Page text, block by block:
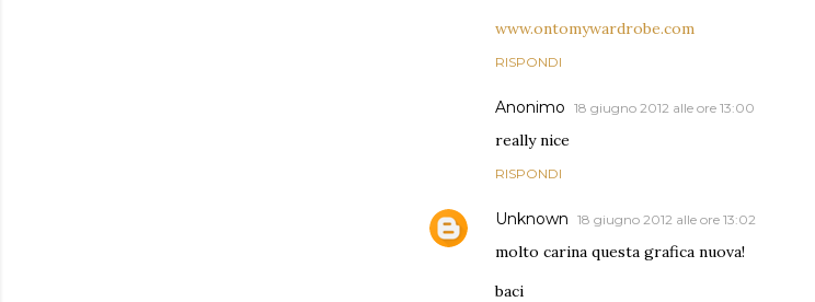
www.ontomywardrobe.com
RISPONDI
Anonimo 18 giugno 2012 alle ore 13:00
really nice
RISPONDI
Unknown 18 giugno 2012 alle ore 13:02
molto carina questa grafica nuova!
baci